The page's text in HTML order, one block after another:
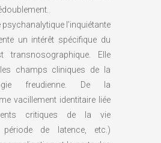
l’inquiétante
un intérêt spécifique du
transnosographique. Elle
champs cliniques de la
freudienne. De la
vacillement identitaire liée
critiques de la vie
période de latence, etc.)